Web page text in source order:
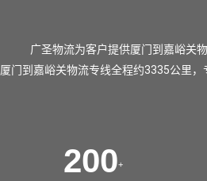
广圣物流为客户提供厦门到嘉峪关
厦门到嘉峪关物流专线全程约3335公里
200+